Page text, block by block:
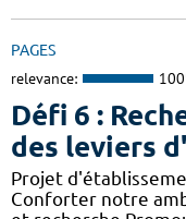
PAGES
relevance:
Défi 6 :
des leviers
Projet
Conforter notre